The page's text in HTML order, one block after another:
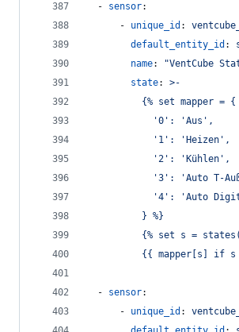
  -
sensor:
      -
unique_id :
default_entity_id :
name: "VentCube
state: >-
          {% set mapper = {
            '0': 'Aus',
            '1': 'Heizen',
            '2': 'Kühlen',
'3': 'Auto T-
'4': 'Auto
          } %}
{% set s =
{{ mapper[s] if
  -
sensor:
      -
unique_id :